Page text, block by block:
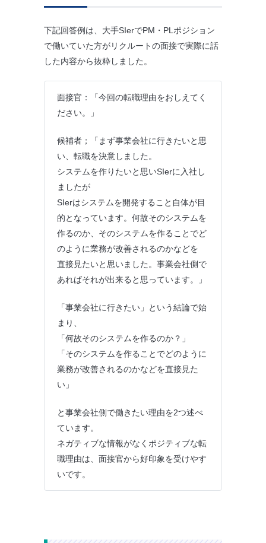
下記回答例は、大手SIerでPM・PLポジション
で働いていた方がリクルートの面接で実際に話
した内容から抜粋しました。
面接官：「今回の転職理由をおしえてく
ださい。」
候補者；「まず事業会社に行きたいと思
い、転職を決意しました。
システムを作りたいと思いSIerに入社し
ましたが
SIerはシステムを開発すること自体が目
的となっています。何故そのシステムを
作るのか、そのシステムを作ることでど
のように業務が改善されるのかなどを
直接見たいと思いました。事業会社側で
あればそれが出来ると思っています。」
「事業会社に行きたい」という結論で始
まり、
「何故そのシステムを作るのか？」
「そのシステムを作ることでどのように
業務が改善されるのかなどを直接見た
い」
と事業会社側で働きたい理由を2つ述べ
ています。
ネガティブな情報がなくポジティブな転
職理由は、面接官から好印象を受けやす
いです。